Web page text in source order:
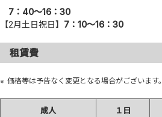
7：40〜16：30
【2月土日祝日】 7：10〜16：30
租賃費
価格等は予告なく変更となる場合がございます。
成人 １日